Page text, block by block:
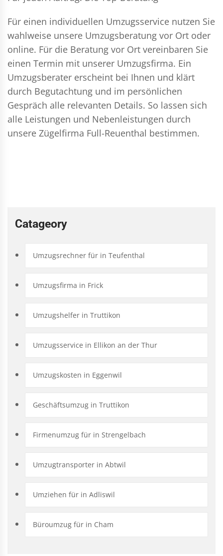
Für einen individuellen Umzugsservice nutzen Sie
wahlweise unsere Umzugsberatung vor Ort oder
online. Für die Beratung vor Ort vereinbaren Sie
einen Termin mit unserer Umzugsfirma. Ein
Umzugsberater erscheint bei Ihnen und klärt
durch Begutachtung und im persönlichen
Gespräch alle relevanten Details. So lassen sich
alle Leistungen und Nebenleistungen durch
unsere Zügelfirma Full-Reuenthal bestimmen.
Catageory
Umzugsrechner für in Teufenthal
Umzugsfirma in Frick
Umzugshelfer in Truttikon
Umzugsservice in Ellikon an der Thur
Umzugskosten in Eggenwil
Geschäftsumzug in Truttikon
Firmenumzug für in Strengelbach
Umzugtransporter in Abtwil
Umziehen für in Adliswil
Büroumzug für in Cham